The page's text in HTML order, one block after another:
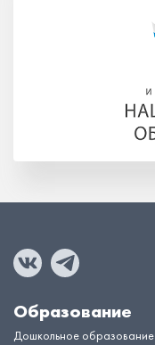
Образование
Дошкольное образование